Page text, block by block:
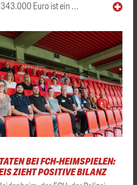
343.000 Euro ist ein …
BEI FCH-HEIMSPIELEN:
ZIEHT POSITIVE BILANZ